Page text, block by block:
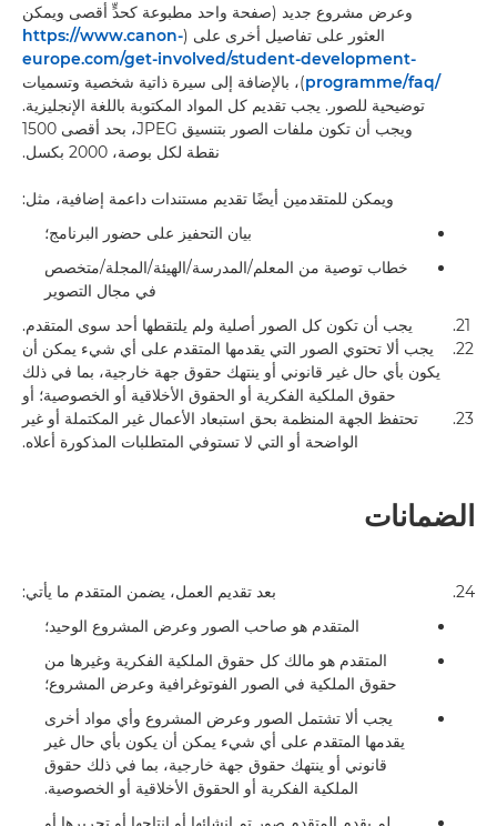
وعرض مشروع جديد (صفحة واحد مطبوعة كحدٍّ أقصى ويمكن
العثور على تفاصيل أخرى على (https://www.canon-
europe.com/get-involved/student-development-
programme/faq/‎)، بالإضافة إلى سيرة ذاتية شخصية وتسميات
توضيحية للصور. يجب تقديم كل المواد المكتوبة باللغة الإنجليزية.
ويجب أن تكون ملفات الصور بتنسيق JPEG، بحد أقصى 1500
نقطة لكل بوصة، 2000 بكسل.
ويمكن للمتقدمين أيضًا تقديم مستندات داعمة إضافية، مثل:
بيان التحفيز على حضور البرنامج؛
خطاب توصية من المعلم/المدرسة/الهيئة/المجلة/متخصص
في مجال التصوير
21.
يجب أن تكون كل الصور أصلية ولم يلتقطها أحد سوى المتقدم.
22.
يجب ألا تحتوي الصور التي يقدمها المتقدم على أي شيء يمكن أن
يكون بأي حال غير قانوني أو ينتهك حقوق جهة خارجية، بما في ذلك
حقوق الملكية الفكرية أو الحقوق الأخلاقية أو الخصوصية؛ أو
23.
تحتفظ الجهة المنظمة بحق استبعاد الأعمال غير المكتملة أو غير
الواضحة أو التي لا تستوفي المتطلبات المذكورة أعلاه.
الضمانات
24.
بعد تقديم العمل، يضمن المتقدم ما يأتي:
المتقدم هو صاحب الصور وعرض المشروع الوحيد؛
المتقدم هو مالك كل حقوق الملكية الفكرية وغيرها من
حقوق الملكية في الصور الفوتوغرافية وعرض المشروع؛
يجب ألا تشتمل الصور وعرض المشروع وأي مواد أخرى
يقدمها المتقدم على أي شيء يمكن أن يكون بأي حال غير
قانوني أو ينتهك حقوق جهة خارجية، بما في ذلك حقوق
الملكية الفكرية أو الحقوق الأخلاقية أو الخصوصية.